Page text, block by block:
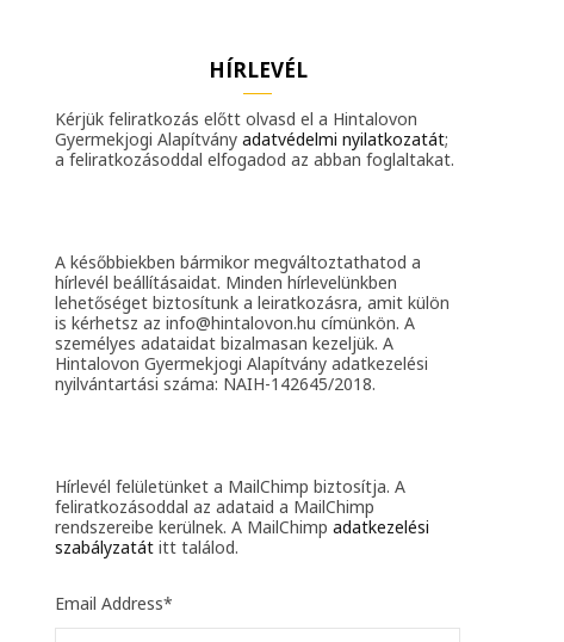
HÍRLEVÉL
Kérjük feliratkozás előtt olvasd el a Hintalovon
Gyermekjogi Alapítvány adatvédelmi nyilatkozatát;
a feliratkozásoddal elfogadod az abban foglaltakat.
A későbbiekben bármikor megváltoztathatod a
hírlevél beállításaidat. Minden hírlevelünkben
lehetőséget biztosítunk a leiratkozásra, amit külön
is kérhetsz az info@hintalovon.hu címünkön. A
személyes adataidat bizalmasan kezeljük. A
Hintalovon Gyermekjogi Alapítvány adatkezelési
nyilvántartási száma: NAIH-142645/2018.
Hírlevél felületünket a MailChimp biztosítja. A
feliratkozásoddal az adataid a MailChimp
rendszereibe kerülnek. A MailChimp adatkezelési
szabályzatát itt találod.
Email Address*